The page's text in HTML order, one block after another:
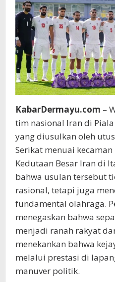
Moral
KabarDermayu.com –
tim nasional Iran di
yang diusulkan oleh
Serikat menuai
Kedutaan Besar Iran di
bahwa usulan tersebut
rasional, tetapi juga
fundamental olahraga.
menegaskan bahwa
menjadi ranah rakyat
menekankan bahwa
melalui prestasi di
manuver politik.